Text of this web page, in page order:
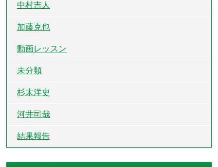
中村吉人
加藤克也
動画レッスン
未分類
杉末洋史
河井司哉
結果報告